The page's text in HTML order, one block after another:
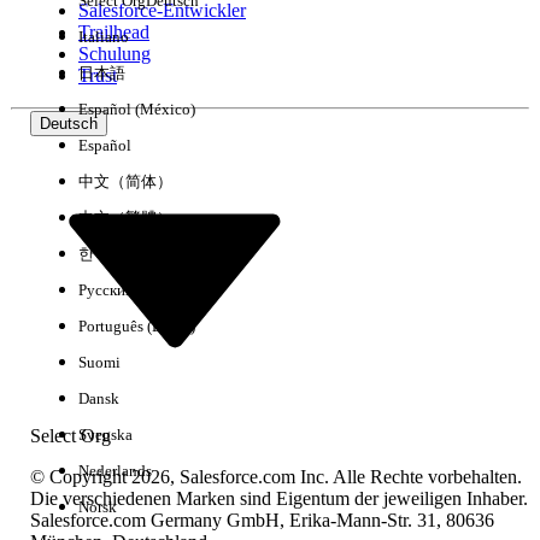
Erfahrung
Keine Ergebnisse
Salesforce-Entwickler
Trailhead
Schulung
Trust
Deutsch
Select Org
Italiano
日本語
Español (México)
Español
中文（简体）
中文（繁體）
한국어
Русский
Português (Brasil)
Suomi
Dansk
Svenska
Nederlands
Norsk
© Copyright 2026, Salesforce.com Inc. Alle Rechte vorbehalten.
Die verschiedenen Marken sind Eigentum der jeweiligen Inhaber.
Salesforce.com Germany GmbH, Erika-Mann-Str. 31, 80636